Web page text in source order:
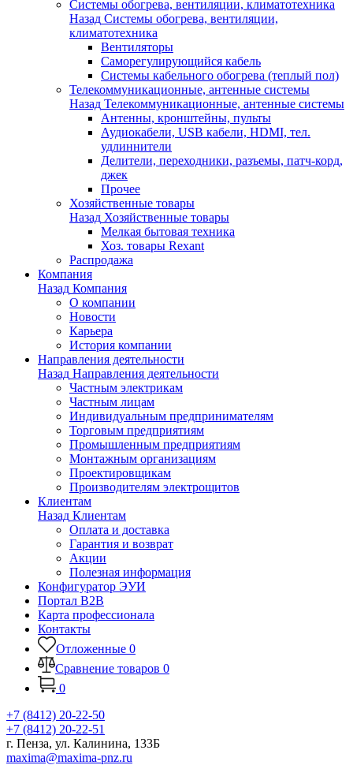
Системы обогрева, вентиляции, климатотехника
Назад Системы обогрева, вентиляции,
климатотехника
Вентиляторы
Саморегулирующийся кабель
Системы кабельного обогрева (теплый пол)
Телекоммуникационные, антенные системы
Назад Телекоммуникационные, антенные системы
Антенны, кронштейны, пульты
Аудиокабели, USB кабели, HDMI, тел.
удлиннители
Делители, переходники, разъемы, патч-корд,
джек
Прочее
Хозяйственные товары
Назад Хозяйственные товары
Мелкая бытовая техника
Хоз. товары Rexant
Распродажа
Компания
Назад Компания
О компании
Новости
Карьера
История компании
Направления деятельности
Назад Направления деятельности
Частным электрикам
Частным лицам
Индивидуальным предпринимателям
Торговым предприятиям
Промышленным предприятиям
Монтажным организациям
Проектировщикам
Производителям электрощитов
Клиентам
Назад Клиентам
Оплата и доставка
Гарантия и возврат
Акции
Полезная информация
Конфигуратор ЭУИ
Портал B2B
Карта профессионала
Контакты
Отложенные 0
Сравнение товаров 0
0
+7 (8412) 20-22-50
+7 (8412) 20-22-51
г. Пенза, ул. Калинина, 133Б
maxima@maxima-pnz.ru